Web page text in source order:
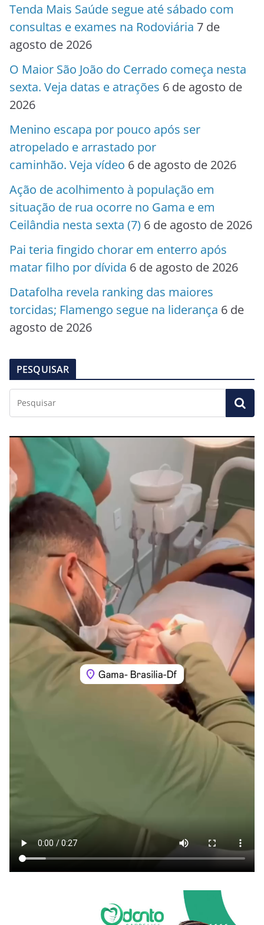
Tenda Mais Saúde segue até sábado com
consultas e exames na Rodoviária 7 de
agosto de 2026
O Maior São João do Cerrado começa nesta
sexta. Veja datas e atrações 6 de agosto de
2026
Menino escapa por pouco após ser
atropelado e arrastado por
caminhão. Veja vídeo 6 de agosto de 2026
Ação de acolhimento à população em
situação de rua ocorre no Gama e em
Ceilândia nesta sexta (7) 6 de agosto de 2026
Pai teria fingido chorar em enterro após
matar filho por dívida 6 de agosto de 2026
Datafolha revela ranking das maiores
torcidas; Flamengo segue na liderança 6 de
agosto de 2026
PESQUISAR